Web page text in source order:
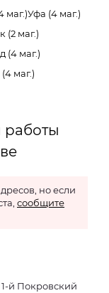
маг.)Уфа (4 маг.)
(2 маг.)
(4 маг.)
маг.)
работы
но если
сообщите
й Покровский